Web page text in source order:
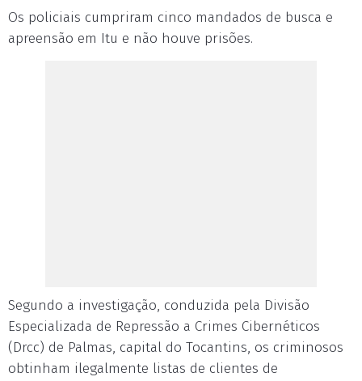
Os policiais cumpriram cinco mandados de busca e
apreensão em Itu e não houve prisões.
Segundo a investigação, conduzida pela Divisão
Especializada de Repressão a Crimes Cibernéticos
(Drcc) de Palmas, capital do Tocantins, os criminosos
obtinham ilegalmente listas de clientes de